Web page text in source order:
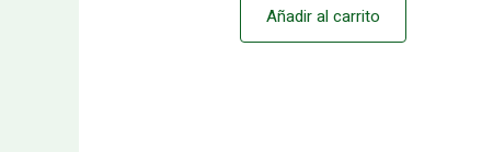
Añadir al carrito